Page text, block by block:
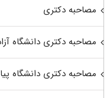
مصاحبه دکتری
مصاحبه دکتری دانشگاه
مصاحبه دکتری دانشگاه